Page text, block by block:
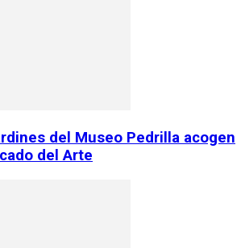
del Museo Pedrilla acogen
del Arte